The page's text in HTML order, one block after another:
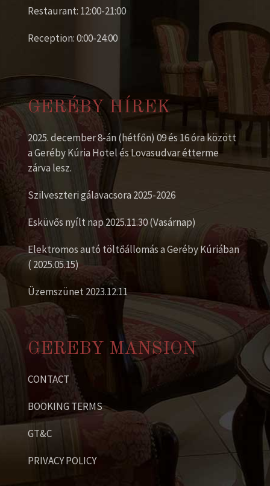
Restaurant: 12:00-21:00
Reception: 0:00-24:00
GERÉBY HÍREK
2025. december 8-án (hétfőn) 09 és 16 óra között
a Geréby Kúria Hotel és Lovasudvar étterme
zárva lesz.
Szilveszteri gálavacsora 2025-2026
Esküvős nyílt nap 2025.11.30 (Vasárnap)
Elektromos autó töltőállomás a Geréby Kúriában
( 2025.05.15)
Üzemszünet 2023.12.11
GEREBY MANSION
CONTACT
BOOKING TERMS
GT&C
PRIVACY POLICY